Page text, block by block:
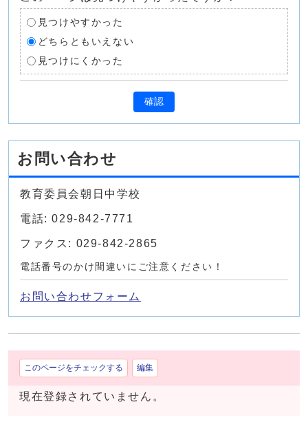
見つけやすかった
どちらともいえない
見つけにくかった
確認
お問い合わせ
教育委員会朝日中学校
電話: 029-842-7771
ファクス: 029-842-2865
電話番号のかけ間違いにご注意ください！
お問い合わせフォーム
このページをチェックする 編集
現在登録されていません。